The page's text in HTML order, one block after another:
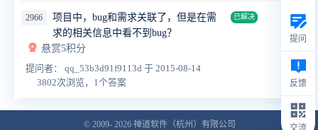
2966
项目中，bug和需求关联了，但是在需
求的相关信息中看不到bug？
已解决
悬赏5积分
提问者： qq_53b3d91f9113d 于 2015-08-14
3802次浏览，1个答案
© 2009- 2026 禅道软件（杭州）有限公司
提问
反馈
交流